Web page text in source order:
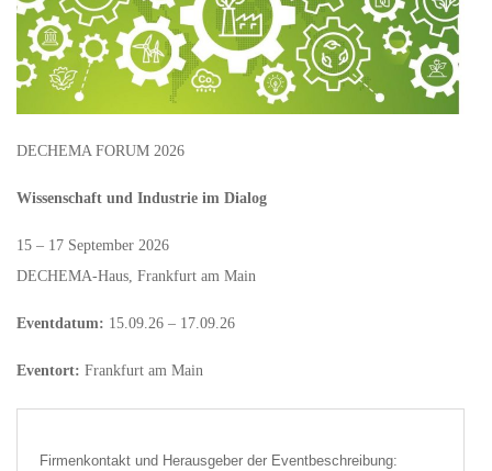
DECHEMA FORUM 2026
Wissenschaft und Industrie im Dialog
15 – 17 September 2026
DECHEMA-Haus, Frankfurt am Main
Eventdatum: 15.09.26 – 17.09.26
Eventort: Frankfurt am Main
Firmenkontakt und Herausgeber der Eventbeschreibung: